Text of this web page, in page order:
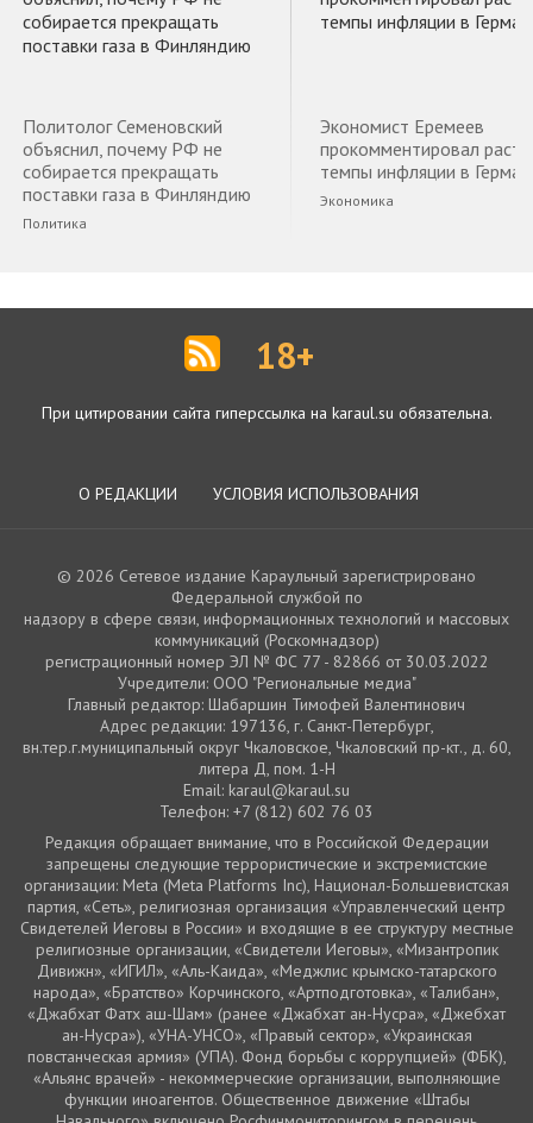
Политолог Семеновский
объяснил, почему РФ не
собирается прекращать
поставки газа в Финляндию
Политика
Экономист Еремеев
прокомментировал
темпы инфляции в
Экономика
18+
При цитировании сайта гиперссылка на karaul.su обязательна.
О РЕДАКЦИИ УСЛОВИЯ ИСПОЛЬЗОВАНИЯ
© 2026 Сетевое издание Караульный зарегистрировано
Федеральной службой по
надзору в сфере связи, информационных технологий и массовых
коммуникаций (Роскомнадзор)
регистрационный номер ЭЛ № ФС 77 - 82866 от 30.03.2022
Учредители: ООО "Региональные медиа"
Главный редактор: Шабаршин Тимофей Валентинович
Адрес редакции: 197136, г. Санкт-Петербург,
вн.тер.г.муниципальный округ Чкаловское, Чкаловский пр-кт., д. 60,
литера Д, пом. 1-Н
Email: karaul@karaul.su
Телефон: +7 (812) 602 76 03
Редакция обращает внимание, что в Российской Федерации
запрещены следующие террористические и экстремистские
организации: Meta (Meta Platforms Inc), Национал-Большевистская
партия, «Сеть», религиозная организация «Управленческий центр
Свидетелей Иеговы в России» и входящие в ее структуру местные
религиозные организации, «Свидетели Иеговы», «Мизантропик
Дивижн», «ИГИЛ», «Аль-Каида», «Меджлис крымско-татарского
народа», «Братство» Корчинского, «Артподготовка», «Талибан»,
«Джабхат Фатх аш-Шам» (ранее «Джабхат ан-Нусра», «Джебхат
ан-Нусра»), «УНА-УНСО», «Правый сектор», «Украинская
повстанческая армия» (УПА). Фонд борьбы с коррупцией» (ФБК),
«Альянс врачей» - некоммерческие организации, выполняющие
функции иноагентов. Общественное движение «Штабы